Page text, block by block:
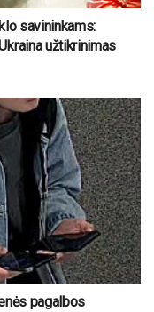
savininkams:
užtikrinimas
pagalbos